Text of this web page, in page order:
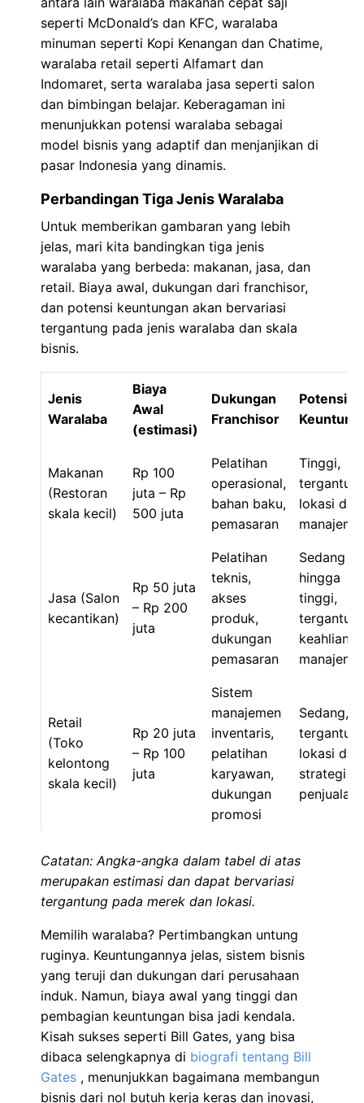
seperti McDonald’s dan KFC, waralaba
minuman seperti Kopi Kenangan dan Chatime,
waralaba retail seperti Alfamart dan
Indomaret, serta waralaba jasa seperti salon
dan bimbingan belajar. Keberagaman ini
menunjukkan potensi waralaba sebagai
model bisnis yang adaptif dan menjanjikan di
pasar Indonesia yang dinamis.
Perbandingan Tiga Jenis Waralaba
Untuk memberikan gambaran yang lebih
jelas, mari kita bandingkan tiga jenis
waralaba yang berbeda: makanan, jasa, dan
retail. Biaya awal, dukungan dari franchisor,
dan potensi keuntungan akan bervariasi
tergantung pada jenis waralaba dan skala
bisnis.
Jenis
Waralaba
Biaya
Awal
(estimasi)
Dukungan
Franchisor
Potensi
Makanan
(Restoran
skala kecil)
Rp 100
juta – Rp
500 juta
Pelatihan
operasional,
bahan baku,
pemasaran
Tinggi,
lokasi dan
Jasa (Salon
kecantikan)
Rp 50 juta
– Rp 200
juta
Pelatihan
teknis,
akses
produk,
dukungan
pemasaran
Sedang
hingga
tinggi,
keahlian
Retail
(Toko
kelontong
skala kecil)
Rp 20 juta
– Rp 100
juta
Sistem
manajemen
inventaris,
pelatihan
karyawan,
dukungan
promosi
Sedang,
lokasi dan
strategi
penjualan
Catatan: Angka-angka dalam tabel di atas
merupakan estimasi dan dapat bervariasi
tergantung pada merek dan lokasi.
Memilih waralaba? Pertimbangkan untung
ruginya. Keuntungannya jelas, sistem bisnis
yang teruji dan dukungan dari perusahaan
induk. Namun, biaya awal yang tinggi dan
pembagian keuntungan bisa jadi kendala.
Kisah sukses seperti Bill Gates, yang bisa
dibaca selengkapnya di biografi tentang Bill
Gates , menunjukkan bagaimana membangun
bisnis dari nol butuh kerja keras dan inovasi,